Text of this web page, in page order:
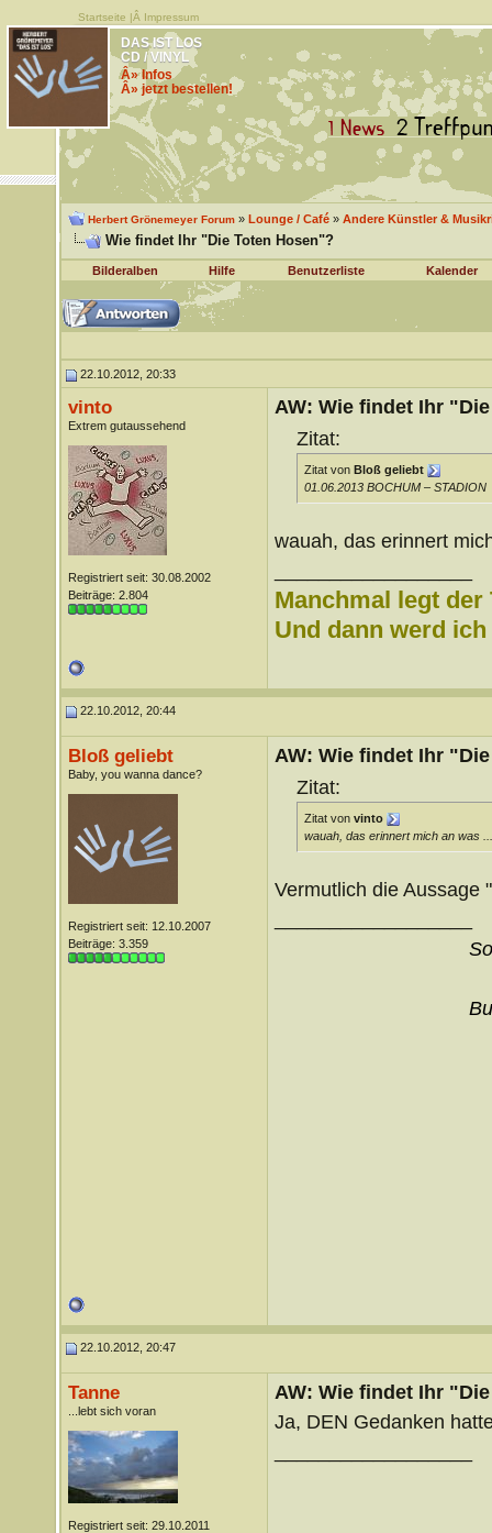
Startseite |Â Impressum
DAS IST LOS
CD / VINYL
Â» Infos
Â» jetzt bestellen!
Herbert Grönemeyer Forum» Lounge / Café» Andere Künstler &
Wie findet Ihr "Die Toten Hosen"?
Bilderalben Hilfe Benutzerliste Kalender
22.10.2012, 20:33
vinto
Extrem gutaussehend
Registriert seit: 30.08.2002
Beiträge: 2.804
AW: Wie findet Ihr
Zitat:
Zitat von Bloß geliebt
01.06.2013 BOCHUM – STADION
wauah, das erinnert
Manchmal legt
Und dann werd
22.10.2012, 20:44
Bloß geliebt
Baby, you wanna dance?
Registriert seit: 12.10.2007
Beiträge: 3.359
AW: Wie findet Ihr
Zitat:
Zitat von vinto
wauah, das erinnert mich an was
Vermutlich die Aussage
22.10.2012, 20:47
Tanne
...lebt sich voran
Registriert seit: 29.10.2011
AW: Wie findet Ihr
Ja, DEN Gedanken